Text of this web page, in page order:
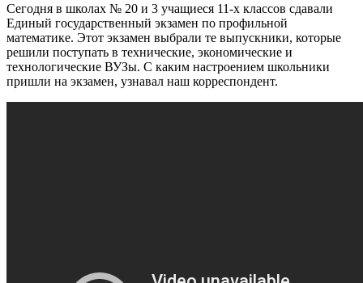
Сегодня в школах № 20 и 3 учащиеся 11-х классов сдавали
Единый государственный экзамен по профильной
математике. Этот экзамен выбрали те выпускники, которые
решили поступать в технические, экономические и
технологические ВУЗы. С каким настроением школьники
пришли на экзамен, узнавал наш корреспондент.